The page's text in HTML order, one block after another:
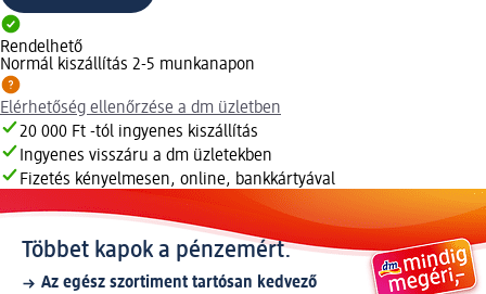
Rendelhető
Normál kiszállítás 2-5 munkanapon
Elérhetőség ellenőrzése a dm üzletben
20 000 Ft -tól ingyenes kiszállítás
Ingyenes visszáru a dm üzletekben
Fizetés kényelmesen, online, bankkártyával
Többet kapok a pénzemért.
Az egész szortiment tartósan kedvező